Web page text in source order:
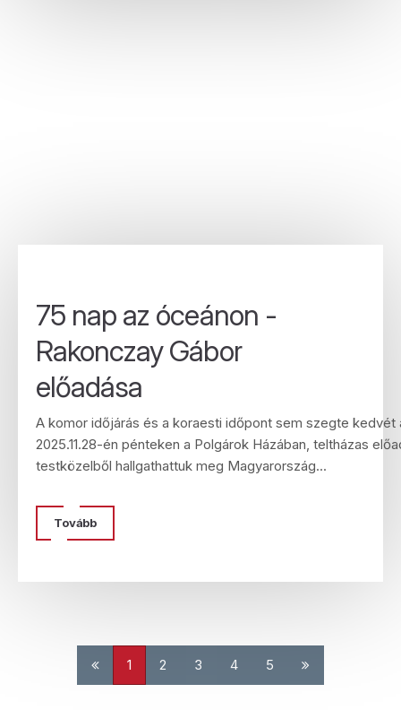
75 nap az óceánon -
Rakonczay Gábor
előadása
A komor időjárás és a koraesti időpont sem szegte
2025.11.28-én pénteken a Polgárok Házában, teltházas
testközelből hallgathattuk meg Magyarország...
Tovább
Első oldal
1 2 3 4 5